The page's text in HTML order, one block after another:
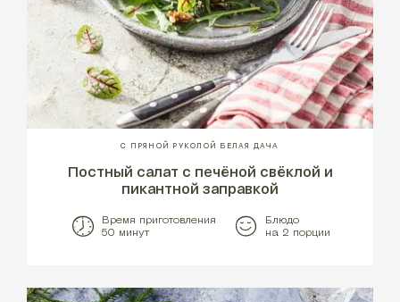
С ПРЯНОЙ РУКОЛОЙ БЕЛАЯ ДАЧА
Постный салат с печёной свёклой и
пикантной заправкой
Время приготовления
50 минут
Блюдо
на 2 порции